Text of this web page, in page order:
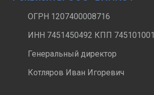
ОГРН 1207400008716
ИНН 7451450492 КПП 745101001
Генеральный директор
Котляров Иван Игоревич